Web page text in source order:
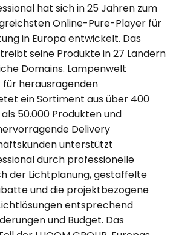
hat sich in 25 Jahren zum
Online-Pure-Player für
in Europa entwickelt. Das
seine Produkte in 27 Ländern
Domains. Lampenwelt
herausragenden
ein Sortiment aus über 400
50.000 Produkten und
Delivery
unterstützt
durch professionelle
der Lichtplanung, gestaffelte
und die projektbezogene
entsprechend
und Budget. Das